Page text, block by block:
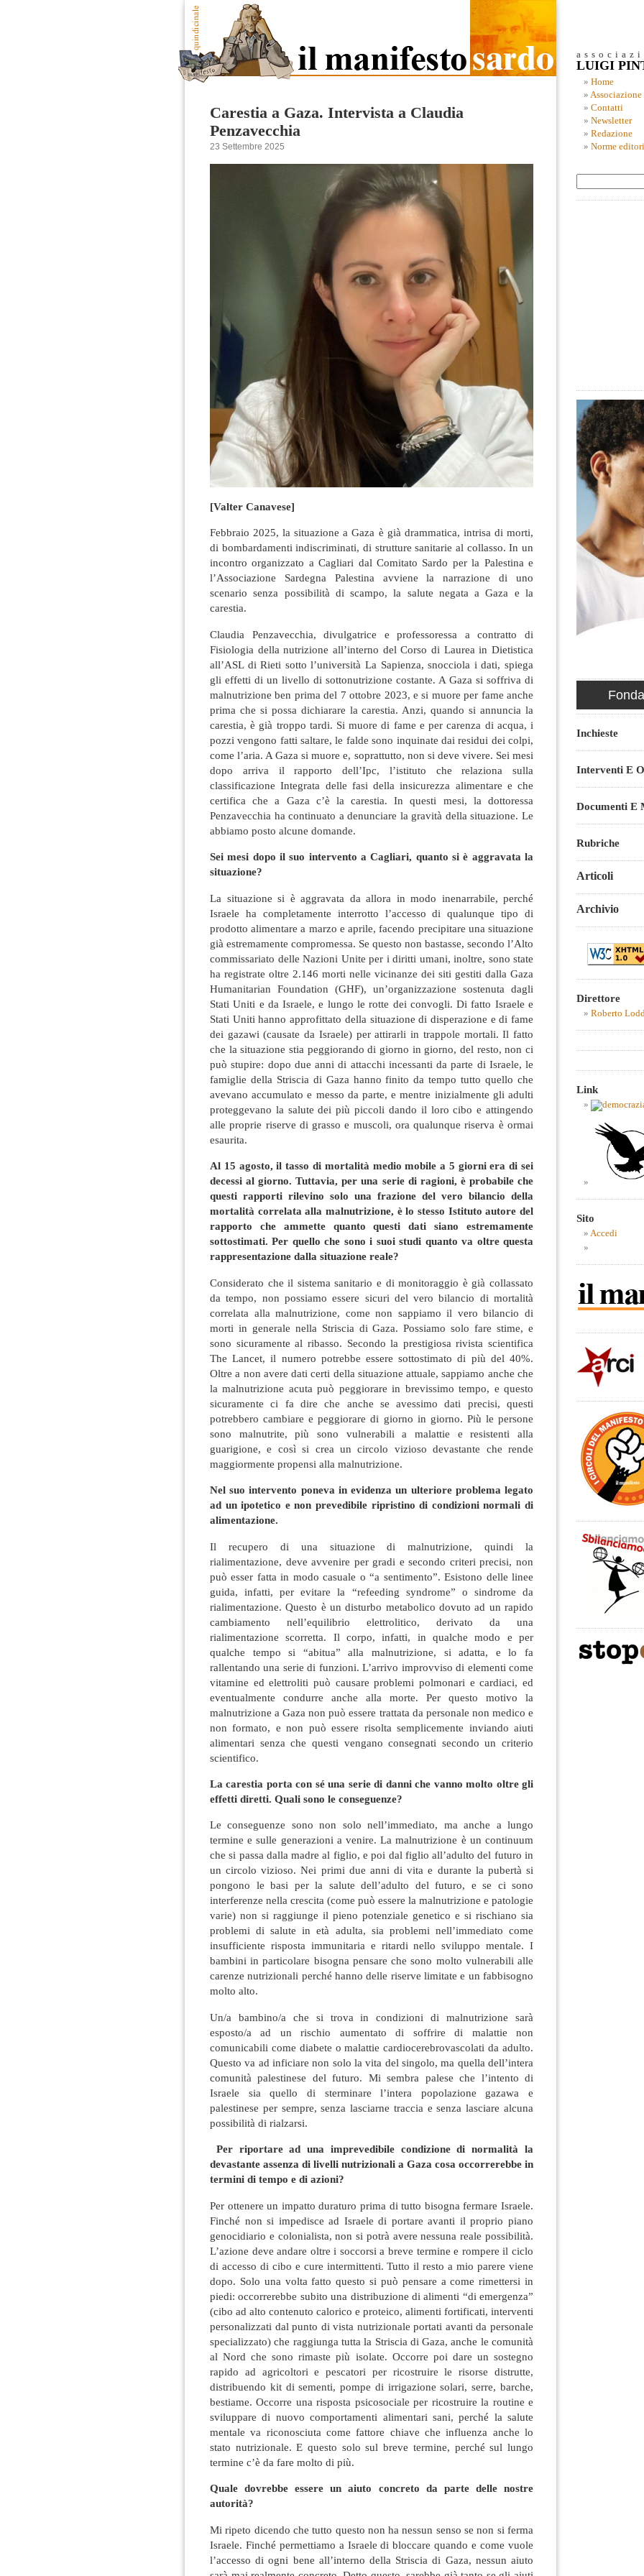
Carestia a Gaza. Intervista a Claudia
Penzavecchia
23 Settembre 2025
[Valter Canavese]
Febbraio 2025, la situazione a Gaza è già drammatica, intrisa di morti,
di bombardamenti indiscriminati, di strutture sanitarie al collasso. In un
incontro organizzato a Cagliari dal Comitato Sardo per la Palestina e
l’Associazione Sardegna Palestina avviene la narrazione di uno
scenario senza possibilità di scampo, la salute negata a Gaza e la
carestia.
Claudia Penzavecchia, divulgatrice e professoressa a contratto di
Fisiologia della nutrizione all’interno del Corso di Laurea in Dietistica
all’ASL di Rieti sotto l’università La Sapienza, snocciola i dati, spiega
gli effetti di un livello di sottonutrizione costante. A Gaza si soffriva di
malnutrizione ben prima del 7 ottobre 2023, e si muore per fame anche
prima che si possa dichiarare la carestia. Anzi, quando si annuncia la
carestia, è già troppo tardi. Si muore di fame e per carenza di acqua, i
pozzi vengono fatti saltare, le falde sono inquinate dai residui dei colpi,
come l’aria. A Gaza si muore e, soprattutto, non si deve vivere. Sei mesi
dopo arriva il rapporto dell’Ipc, l’istituto che relaziona sulla
classificazione Integrata delle fasi della insicurezza alimentare e che
certifica che a Gaza c’è la carestia. In questi mesi, la dottoressa
Penzavecchia ha continuato a denunciare la gravità della situazione. Le
abbiamo posto alcune domande.
Sei mesi dopo il suo intervento a Cagliari, quanto si è aggravata la
situazione?
La situazione si è aggravata da allora in modo inenarrabile, perché
Israele ha completamente interrotto l’accesso di qualunque tipo di
prodotto alimentare a marzo e aprile, facendo precipitare una situazione
già estremamente compromessa. Se questo non bastasse, secondo l’Alto
commissariato delle Nazioni Unite per i diritti umani, inoltre, sono state
ha registrate oltre 2.146 morti nelle vicinanze dei siti gestiti dalla Gaza
Humanitarian Foundation (GHF), un’organizzazione sostenuta dagli
Stati Uniti e da Israele, e lungo le rotte dei convogli. Di fatto Israele e
Stati Uniti hanno approfittato della situazione di disperazione e di fame
dei gazawi (causate da Israele) per attirarli in trappole mortali. Il fatto
che la situazione stia peggiorando di giorno in giorno, del resto, non ci
può stupire: dopo due anni di attacchi incessanti da parte di Israele, le
famiglie della Striscia di Gaza hanno finito da tempo tutto quello che
avevano accumulato e messo da parte, e mentre inizialmente gli adulti
proteggevano la salute dei più piccoli dando il loro cibo e attingendo
alle proprie riserve di grasso e muscoli, ora qualunque riserva è ormai
esaurita.
Al 15 agosto, il tasso di mortalità medio mobile a 5 giorni era di sei
decessi al giorno. Tuttavia, per una serie di ragioni, è probabile che
questi rapporti rilevino solo una frazione del vero bilancio della
mortalità correlata alla malnutrizione, è lo stesso Istituto autore del
rapporto che ammette quanto questi dati siano estremamente
sottostimati. Per quello che sono i suoi studi quanto va oltre questa
rappresentazione dalla situazione reale?
Considerato che il sistema sanitario e di monitoraggio è già collassato
da tempo, non possiamo essere sicuri del vero bilancio di mortalità
correlata alla malnutrizione, come non sappiamo il vero bilancio di
morti in generale nella Striscia di Gaza. Possiamo solo fare stime, e
sono sicuramente al ribasso. Secondo la prestigiosa rivista scientifica
The Lancet, il numero potrebbe essere sottostimato di più del 40%.
Oltre a non avere dati certi della situazione attuale, sappiamo anche che
la malnutrizione acuta può peggiorare in brevissimo tempo, e questo
sicuramente ci fa dire che anche se avessimo dati precisi, questi
potrebbero cambiare e peggiorare di giorno in giorno. Più le persone
sono malnutrite, più sono vulnerabili a malattie e resistenti alla
guarigione, e così si crea un circolo vizioso devastante che rende
maggiormente propensi alla malnutrizione.
Nel suo intervento poneva in evidenza un ulteriore problema legato
ad un ipotetico e non prevedibile ripristino di condizioni normali di
alimentazione.
Il recupero di una situazione di malnutrizione, quindi la
rialimentazione, deve avvenire per gradi e secondo criteri precisi, non
può esser fatta in modo casuale o “a sentimento”. Esistono delle linee
guida, infatti, per evitare la “refeeding syndrome” o sindrome da
rialimentazione. Questo è un disturbo metabolico dovuto ad un rapido
cambiamento nell’equilibrio elettrolitico, derivato da una
rialimentazione scorretta. Il corpo, infatti, in qualche modo e per
qualche tempo si “abitua” alla malnutrizione, si adatta, e lo fa
rallentando una serie di funzioni. L’arrivo improvviso di elementi come
vitamine ed elettroliti può causare problemi polmonari e cardiaci, ed
eventualmente condurre anche alla morte. Per questo motivo la
malnutrizione a Gaza non può essere trattata da personale non medico e
non formato, e non può essere risolta semplicemente inviando aiuti
alimentari senza che questi vengano consegnati secondo un criterio
scientifico.
La carestia porta con sé una serie di danni che vanno molto oltre gli
effetti diretti. Quali sono le conseguenze?
Le conseguenze sono non solo nell’immediato, ma anche a lungo
termine e sulle generazioni a venire. La malnutrizione è un continuum
che si passa dalla madre al figlio, e poi dal figlio all’adulto del futuro in
un circolo vizioso. Nei primi due anni di vita e durante la pubertà si
pongono le basi per la salute dell’adulto del futuro, e se ci sono
interferenze nella crescita (come può essere la malnutrizione e patologie
varie) non si raggiunge il pieno potenziale genetico e si rischiano sia
problemi di salute in età adulta, sia problemi nell’immediato come
insufficiente risposta immunitaria e ritardi nello sviluppo mentale. I
bambini in particolare bisogna pensare che sono molto vulnerabili alle
carenze nutrizionali perché hanno delle riserve limitate e un fabbisogno
molto alto.
Un/a bambino/a che si trova in condizioni di malnutrizione sarà
esposto/a ad un rischio aumentato di soffrire di malattie non
comunicabili come diabete o malattie cardiocerebrovascolati da adulto.
Questo va ad inficiare non solo la vita del singolo, ma quella dell’intera
comunità palestinese del futuro. Mi sembra palese che l’intento di
Israele sia quello di sterminare l’intera popolazione gazawa e
palestinese per sempre, senza lasciarne traccia e senza lasciare alcuna
possibilità di rialzarsi.
Per riportare ad una imprevedibile condizione di normalità la
devastante assenza di livelli nutrizionali a Gaza cosa occorrerebbe in
termini di tempo e di azioni?
Per ottenere un impatto duraturo prima di tutto bisogna fermare Israele.
Finché non si impedisce ad Israele di portare avanti il proprio piano
genocidiario e colonialista, non si potrà avere nessuna reale possibilità.
L’azione deve andare oltre i soccorsi a breve termine e rompere il ciclo
di accesso di cibo e cure intermittenti. Tutto il resto a mio parere viene
dopo. Solo una volta fatto questo si può pensare a come rimettersi in
piedi: occorrerebbe subito una distribuzione di alimenti “di emergenza”
(cibo ad alto contenuto calorico e proteico, alimenti fortificati, interventi
personalizzati dal punto di vista nutrizionale portati avanti da personale
specializzato) che raggiunga tutta la Striscia di Gaza, anche le comunità
al Nord che sono rimaste più isolate. Occorre poi dare un sostegno
rapido ad agricoltori e pescatori per ricostruire le risorse distrutte,
distribuendo kit di sementi, pompe di irrigazione solari, serre, barche,
bestiame. Occorre una risposta psicosociale per ricostruire la routine e
sviluppare di nuovo comportamenti alimentari sani, perché la salute
mentale va riconosciuta come fattore chiave che influenza anche lo
stato nutrizionale. E questo solo sul breve termine, perché sul lungo
termine c’è da fare molto di più.
Quale dovrebbe essere un aiuto concreto da parte delle nostre
autorità?
Mi ripeto dicendo che tutto questo non ha nessun senso se non si ferma
Israele. Finché permettiamo a Israele di bloccare quando e come vuole
l’accesso di ogni bene all’interno della Striscia di Gaza, nessun aiuto
LUIGI
Home
Associazione
Contatti
Newsletter
Redazione
Norme
Inchieste
Interventi E
Documenti E
Rubriche
Articoli
Archivio
Direttore
Roberto
Link
Sito
Accedi